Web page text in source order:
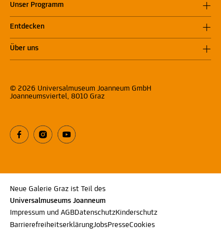
Unser Programm
Entdecken
Über uns
© 2026 Universalmuseum Joanneum GmbH
Joanneumsviertel, 8010 Graz
Neue Galerie Graz ist Teil des
Universalmuseums Joanneum
Impressum und AGBDatenschutzKinderschutz
BarrierefreiheitserklärungJobsPresseCookies